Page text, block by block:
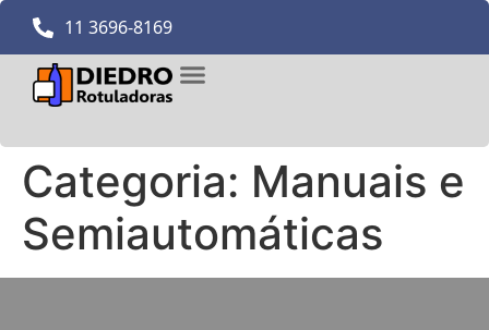
11 3696-8169
Categoria: Manuais e
Semiautomáticas